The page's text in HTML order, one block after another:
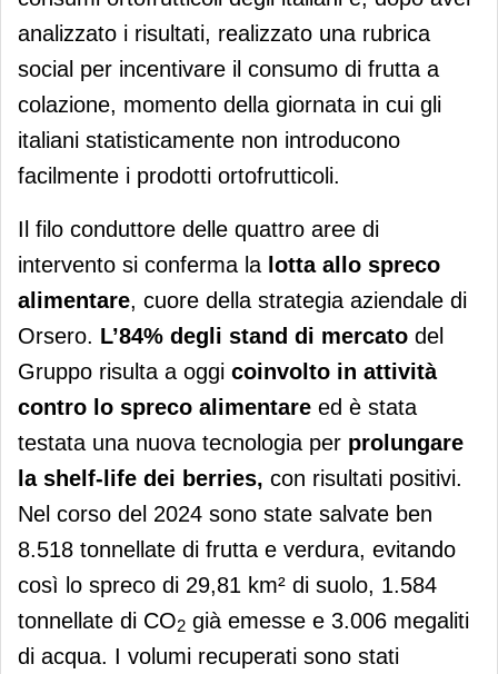
analizzato i risultati, realizzato una rubrica
social per incentivare il consumo di frutta a
colazione, momento della giornata in cui gli
italiani statisticamente non introducono
facilmente i prodotti ortofrutticoli.
Il filo conduttore delle quattro aree di
intervento si conferma la lotta allo spreco
alimentare, cuore della strategia aziendale di
Orsero. L’84% degli stand di mercato del
Gruppo risulta a oggi coinvolto in attività
contro lo spreco alimentare ed è stata
testata una nuova tecnologia per prolungare
la shelf-life dei berries, con risultati positivi.
Nel corso del 2024 sono state salvate ben
8.518 tonnellate di frutta e verdura, evitando
così lo spreco di 29,81 km² di suolo, 1.584
tonnellate di CO2 già emesse e 3.006 megaliti
di acqua. I volumi recuperati sono stati